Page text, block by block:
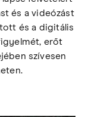
és a videózást
és a digitális
erőt
szívesen